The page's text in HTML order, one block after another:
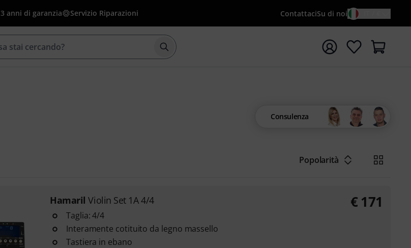
3 anni di garanzia Servizio Riparazioni ContattaciSu di noi
Avviare la ricerca con il termine di ricerca {searchTerm}
Consulenza
Popolarità
Hamaril Violin Set 1A 4/4
Taglia: 4/4
Interamente cotituito da legno massello
Tastiera in ebano
€ 171